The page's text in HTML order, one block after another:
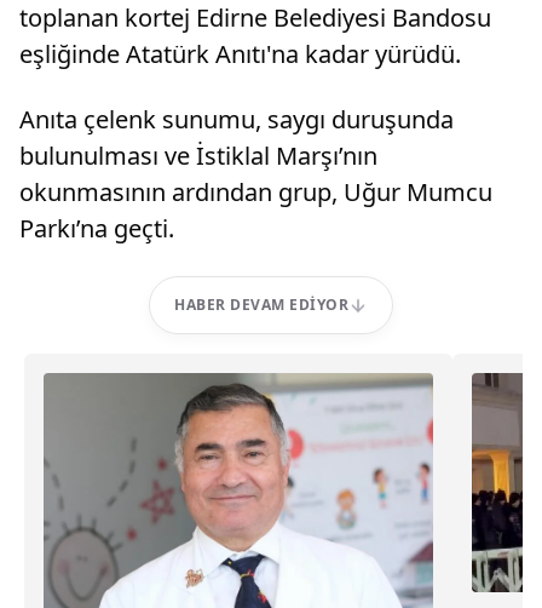
toplanan kortej Edirne Belediyesi Bandosu
eşliğinde Atatürk Anıtı'na kadar yürüdü.
Anıta çelenk sunumu, saygı duruşunda
bulunulması ve İstiklal Marşı’nın
okunmasının ardından grup, Uğur Mumcu
Parkı’na geçti.
HABER DEVAM EDIYOR